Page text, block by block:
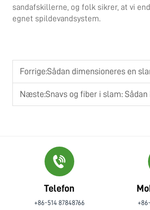
sandafskillerne, og folk sikrer, at vi
egnet spildevandsystem.
Forrige:Sådan dimensioneres en slampræs til
Næste:Snavs og fiber i slam: Sådan håndterer en
Telefon
+86-514 87848766